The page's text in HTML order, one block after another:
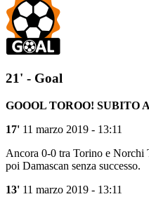
21' - Goal
GOOOL TOROO! SUBITO
17' 11 marzo 2019 - 13:11
Ancora 0-0 tra Torino e Norchi
poi Damascan senza successo.
13' 11 marzo 2019 - 13:11